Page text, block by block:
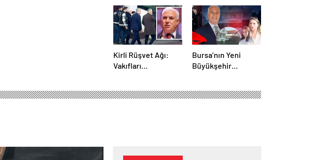
Kirli Rüşvet Ağı:
Vakıfları
Bursa’nın Yeni
Büyükşehir